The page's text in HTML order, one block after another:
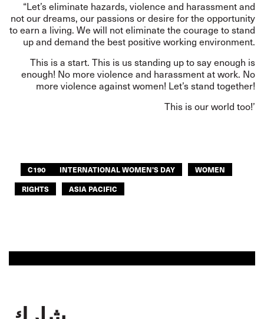
“Let’s eliminate hazards, violence and harassment and
not our dreams, our passions or desire for the opportunity
to earn a living. We will not eliminate the courage to stand
up and demand the best positive working environment.
This is a start. This is us standing up to say enough is
enough! No more violence and harassment at work. No
more violence against women! Let’s stand together!
This is our world too!’
C190 INTERNATIONAL WOMEN'S DAY
WOMEN
RIGHTS
ASIA PACIFIC